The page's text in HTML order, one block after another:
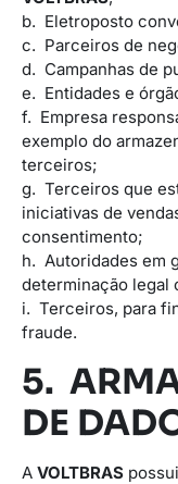
b. Eletroposto
c. Parceiros de
d. Campanhas de
e. Entidades e
f. Empresa
exemplo do
terceiros;
g. Terceiros que
iniciativas de
consentimento;
h. Autoridades em
determinação legal
i. Terceiros, para
fraude.
5.
DE
A VOLTBRAS